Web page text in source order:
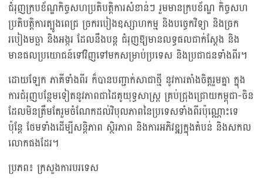
ជំរុញក្របខ័ណ្ឌកិច្ចសហប្រតិបត្តិការសំខាន់ៗ រួមមានក្របខ័ណ្ឌ កិច្ចសហ
ប្រតិបត្តិការត្បូងពេជ្រ ច្រករបៀងឧស្សាហកម្ម និងបច្ចេកវិទ្យា និងច្រក
របៀងមច្ឆា និងអង្ករ ដែលនឹងបន្ត ជំរុញឱ្យមានលទ្ធផលជាក់ស្តែង និង
មានផលប្រយោជន៍ទៅវិញទៅមកសម្រាប់ប្រទេស និងប្រជាជនទាំងពីរ។
ដោយឡែក ភាគីទាំងពីរ ក៏បានបញ្ជាក់សាជាថ្មី នូវការតាំងចិត្តរួមគ្នា ក្នុង
ការជំរុញបន្ថែមទៀតនូវភាពជាដៃគូយុទ្ធសាស្ត្រ គ្រប់ជ្រុងជ្រោយកម្ពុជា-ចិន
ដែលមិនត្រឹមតែរួមចំណែកដល់វិបុលភាពនៃប្រទេសទាំងពីរប៉ុណ្ណោះទេ
ប៉ុន្តែ ថែមទាំងដើម្បីសន្តិភាព ស្ថិរភាព និងការអភិវឌ្ឍក្នុងតំបន់ និងសកល
លោកផងដែរ។
ប្រភព៖ ក្រសួងការបរទេស